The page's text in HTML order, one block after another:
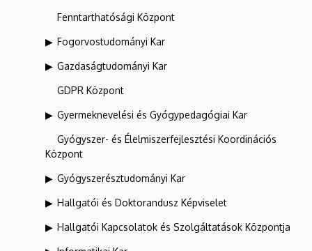
Fenntarthatósági Központ
Fogorvostudományi Kar
Gazdaságtudományi Kar
GDPR Központ
Gyermeknevelési és Gyógypedagógiai Kar
Gyógyszer- és Élelmiszerfejlesztési Koordinációs
Központ
Gyógyszerésztudományi Kar
Hallgatói és Doktorandusz Képviselet
Hallgatói Kapcsolatok és Szolgáltatások Központja